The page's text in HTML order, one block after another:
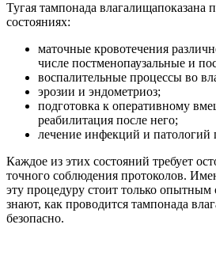
Тугая тампонада влагалищапоказана
состояниях:
маточные кровотечения
числе постменопаузальные и
воспалительные процессы во
эрозии и эндометриоз;
подготовка к оперативному
реабилитация после него;
лечение инфекций и патологий
Каждое из этих состояний требует
точного соблюдения протоколов.
эту процедуру стоит только опытным
знают, как проводится тампонада
безопасно.